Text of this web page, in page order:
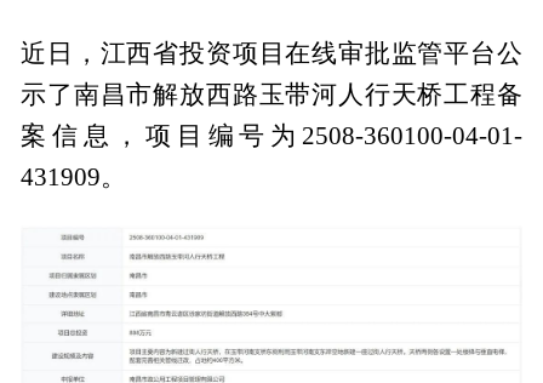
近日，江西省投资项目在线审批监管平台公
示了南昌市解放西路玉带河人行天桥工程备
案信息，项目编号为2508-360100-04-01-
431909。